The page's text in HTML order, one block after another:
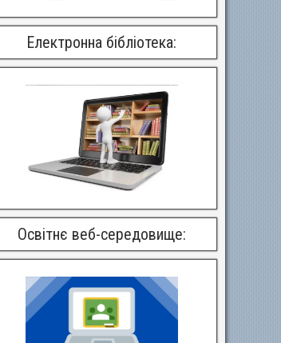
Електронна бібліотека:
Освітнє веб-середовище: